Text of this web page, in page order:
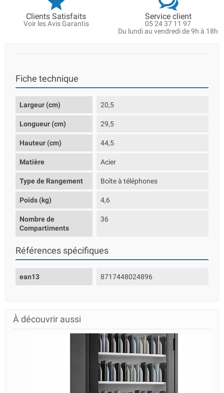
Clients Satisfaits
Voir les Avis Garantis
Service client
05 24 37 11 97
Du lundi au vendredi de 9h à 18h
Fiche technique
Largeur (cm) 20,5
Longueur (cm) 29,5
Hauteur (cm) 44,5
Matière Acier
Type de Rangement Boîte à téléphones
Poids (kg) 4,6
Nombre de
Compartiments
36
Références spécifiques
ean13 8717448024896
À découvrir aussi